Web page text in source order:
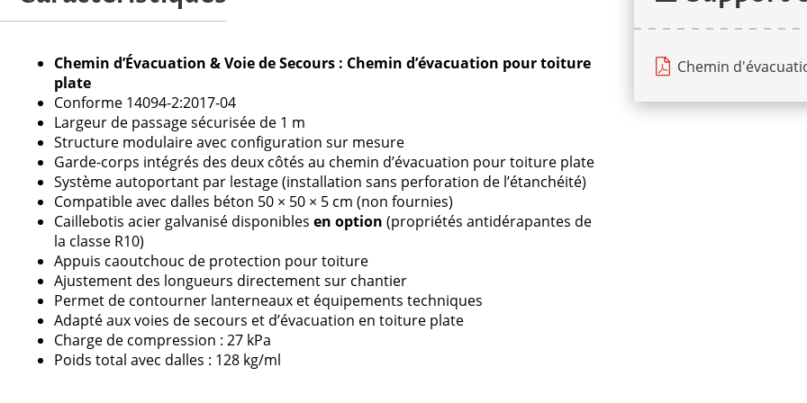
Attention, nous ne traitons que les demandes issues de professionnels.
Veuillez
laisser
ce
champ
vide.
Chemin d’Évacuation & Voie de Secours : Chemin d’évacuation pour toiture
plate
Conforme 14094-2:2017-04
Largeur de passage sécurisée de 1 m
Structure modulaire avec configuration sur mesure
Garde-corps intégrés des deux côtés au chemin d’évacuation pour toiture plate
Système autoportant par lestage (installation sans perforation de l’étanchéité)
Compatible avec dalles béton 50 × 50 × 5 cm (non fournies)
Caillebotis acier galvanisé disponibles en option (propriétés antidérapantes de
la classe R10)
Appuis caoutchouc de protection pour toiture
Ajustement des longueurs directement sur chantier
Permet de contourner lanterneaux et équipements techniques
Adapté aux voies de secours et d’évacuation en toiture plate
Charge de compression : 27 kPa
Poids total avec dalles : 128 kg/ml
Chemin